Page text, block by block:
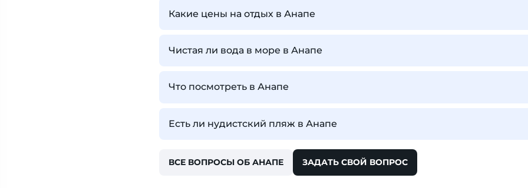
Какие цены на отдых в Анапе
Чистая ли вода в море в Анапе
Что посмотреть в Анапе
Есть ли нудистский пляж в Анапе
ВСЕ ВОПРОСЫ ОБ АНАПЕ ЗАДАТЬ СВОЙ ВОПРОС